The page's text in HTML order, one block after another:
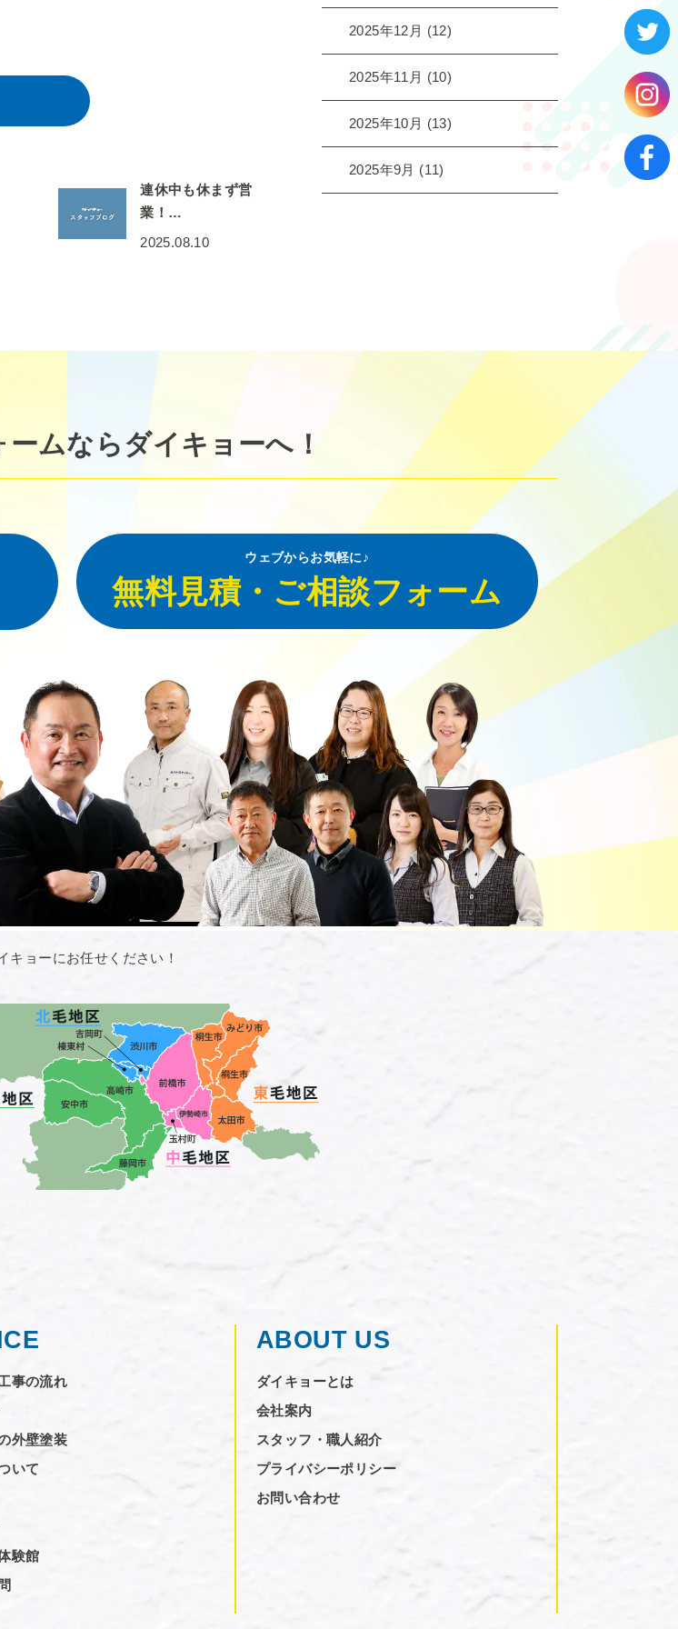
連休中も休まず営
業！…
2025.08.10
2025年12月 (12)
2025年11月 (10)
2025年10月 (13)
2025年9月 (11)
ームならダイキョーへ！
ウェブからお気軽に♪
無料見積・ご相談フォーム
ョーにお任せください！
事の流れ
外壁塗装
いて
験館
ABOUT US
ダイキョーとは
会社案内
スタッフ・職人紹介
プライバシーポリシー
お問い合わせ